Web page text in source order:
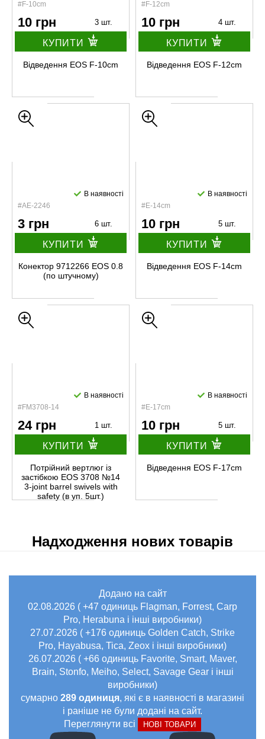
#F-10cm
10 грн 3 шт.
КУПИТИ
Відведення EOS F-10cm
#F-12cm
10 грн 4 шт.
КУПИТИ
Відведення EOS F-12cm
#AE-2246
В наявності
3 грн 6 шт.
КУПИТИ
Конектор 9712266 EOS 0.8
(по штучному)
#E-14cm
В наявності
10 грн 5 шт.
КУПИТИ
Відведення EOS F-14cm
#FM3708-14
В наявності
24 грн 1 шт.
КУПИТИ
Потрійний вертлюг із
застібкою EOS 3708 №14
3-joint barrel swivels with
safety (в уп. 5шт.)
#E-17cm
В наявності
10 грн 5 шт.
КУПИТИ
Відведення EOS F-17cm
Надходження нових товарів
Додано на сайт
02.08.2026 ( +47 одиниць Flagman, Forrest, Carp
Pro, Herabuna і інші виробники)
27.07.2026 ( +176 одиниць Golden Catch, Strike
Pro, Hayabusa, Tica, Zeox і інші виробники)
26.07.2026 ( +66 одиниць Favorite, Smart, Maver,
Brain, Stonfo, Meiho, Select, Savage Gear і інші
виробники)
сумарно 289 одиниця, які є в наявності в магазині
і раніше не були додані на сайт.
Переглянути всі
НОВІ ТОВАРИ